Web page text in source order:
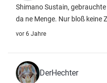
Shimano Sustain,
da ne Menge. Nur bloß keine
vor 6 Jahre
DerHechter